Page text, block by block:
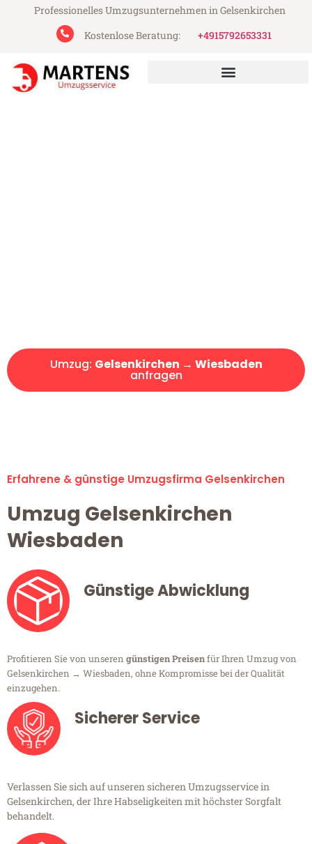
Professionelles Umzugsunternehmen in Gelsenkirchen
Kostenlose Beratung:
+4915792653331
Umzug: Gelsenkirchen → Wiesbaden
anfragen
Erfahrene & günstige Umzugsfirma Gelsenkirchen
Umzug Gelsenkirchen
Wiesbaden
Günstige Abwicklung
Profitieren Sie von unseren günstigen Preisenfür Ihren Umzug von
Gelsenkirchen → Wiesbaden, ohne Kompromisse bei der Qualität
einzugehen.
Sicherer Service
Verlassen Sie sich auf unseren sicheren Umzugsservice in
Gelsenkirchen, der Ihre Habseligkeiten mit höchster Sorgfalt
behandelt.